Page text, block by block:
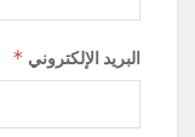
البريد الإلكتروني *